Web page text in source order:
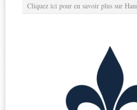
Cliquez ici pour en savoir plus sur